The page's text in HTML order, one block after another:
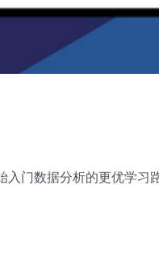
入门数据分析的更优学习